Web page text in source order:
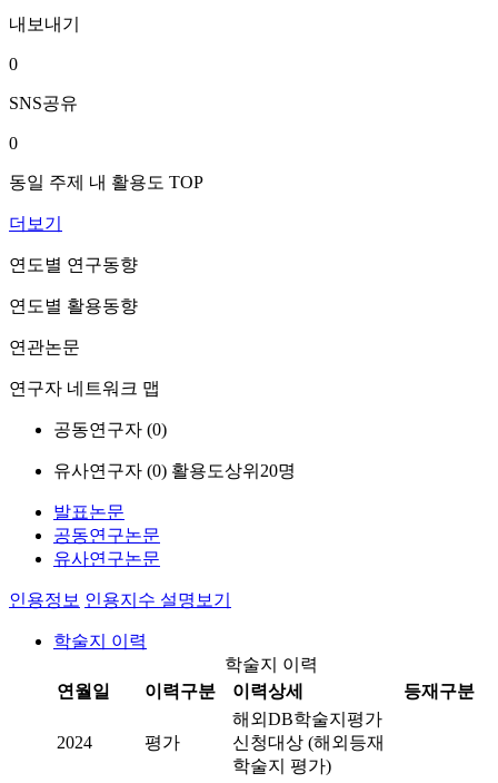
내보내기
0
SNS공유
0
동일 주제 내 활용도 TOP
더보기
연도별 연구동향
연도별 활용동향
연관논문
연구자 네트워크 맵
공동연구자 (0)
유사연구자 (0) 활용도상위20명
발표논문
공동연구논문
유사연구논문
인용정보 인용지수 설명보기
학술지 이력
학술지 이력
연월일
이력구분 이력상세 등재구분
2024 평가
해외DB학술지평가
신청대상 (해외등재
학술지 평가)